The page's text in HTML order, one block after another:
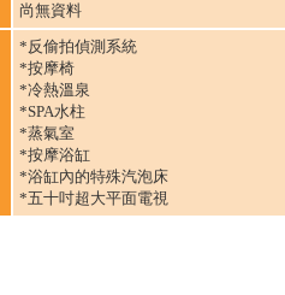
尚無資料
*反偷拍偵測系統
*按摩椅
*冷熱溫泉
*SPA水柱
*蒸氣室
*按摩浴缸
*浴缸內的特殊汽泡床
*五十吋超大平面電視